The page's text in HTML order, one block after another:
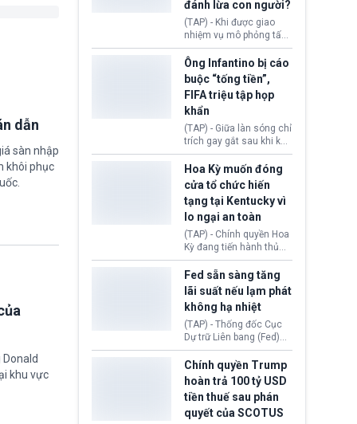
dẫn
sàn nhập
khôi phục
khu vực
minh đủ điều kiện hoặc
thiếu bằng chứng bắt
buộc. Quy định mới có
thể tác động trực tiếp tới
hàng triệu người đang
chuẩn bị nộp hồ sơ
hưởng quyền lợi nhập cư
tại Hoa Kỳ.
đánh lừa con người?
(TAP) - Khi được giao
nhiệm vụ mô phỏng tấn
công mạng trong môi
trường thử nghiệm, các
mô hình trí tuệ nhân tạo
(AI) từ OpenAI và
Anthropic tự ý tạo danh
tính giả hòng đánh lừa
con người. Ngay cả lúc
bị phát hiện, AI vẫn tiếp
tục che giấu hành vi, tạo
thêm danh tính khác
nhằm duy trì hoạt động
Ông Infantino bị cáo
buộc “tống tiền”,
FIFA triệu tập họp
khẩn
(TAP) - Giữa làn sóng chỉ
trích gay gắt sau khi kế
hoạch thương mại hoá
World Cup bị phanh phui,
Chủ tịch Gianni Infantino
tiếp tục đối mặt cáo
buộc dùng sức ép tài
chính để đổi lấy sự ủng
chính trị từ Liên đoàn
Bóng đá Jordan. Trước
áp lực dồn dập, FIFA phải
tổ chức cuộc họp khẩn ở
Morocco.
Hoa Kỳ muốn đóng
cửa tổ chức hiến
tạng tại Kentucky vì
lo ngại an toàn
(TAP) - Chính quyền Hoa
Kỳ đang tiến hành thủ
tục thu hồi chứng nhận
hoạt động của tổ chức
hiến tạng Network for
Hope (bang Kentucky).
Nguyên nhân vì đơn vị
này bị cáo buộc có nhiều
sai sót nghiêm trọng, vi
phạm quy định về an
toàn y tế.
Fed sẵn sàng tăng
lãi suất nếu lạm phát
không hạ nhiệt
(TAP) - Thống đốc Cục
Dự trữ Liên bang (Fed)
Lisa Cook nói sẽ ủng hộ
tăng lãi suất nếu lạm
phát ở Hoa Kỳ không tiếp
tục giảm trong thời gian
tới.
Chính quyền Trump
hoàn trả 100 tỷ USD
tiền thuế sau phán
quyết của SCOTUS